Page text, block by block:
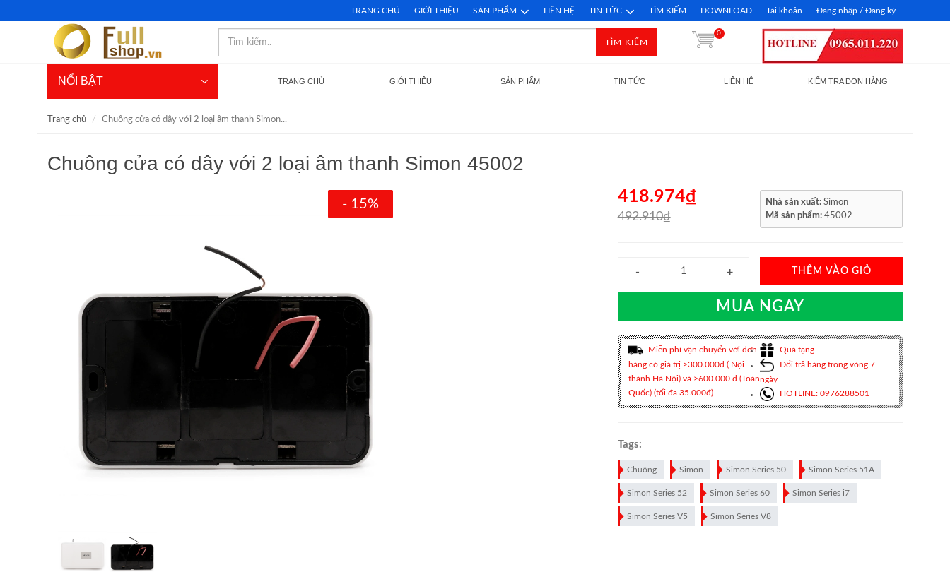
TRANG CHỦ GIỚI THIỆU SẢN PHẨM LIÊN HỆ TIN TỨC TÌM KIẾM DOWNLOAD Tài khoản Đăng nhập / Đăng ký
TÌM KIẾM
0
NỔI BẬT TRANG CHỦ GIỚI THIỆU SẢN PHẨM TIN TỨC LIÊN HỆ KIỂM TRA ĐƠN HÀNG
Trang chủ Chuông cửa có dây với 2 loại âm thanh Simon...
Chuông cửa có dây với 2 loại âm thanh Simon 45002
- 15% 418.974₫
492.910₫
Nhà sản xuất:Simon
Mã sản phẩm:45002
THÊM VÀO GIỎ
MUA NGAY
Miễn phí vận chuyển với đơn
hàng có giá trị >300.000đ ( Nội
thành Hà Nội) và >600.000 đ (Toàn
Quốc) (tối đa 35.000đ)
Quà tặng
Đổi trả hàng trong vòng 7
ngày
HOTLINE: 0976288501
Tags:
Chuông Simon Simon Series 50 Simon Series 51A
Simon Series 52 Simon Series 60 Simon Series i7
Simon Series V5 Simon Series V8